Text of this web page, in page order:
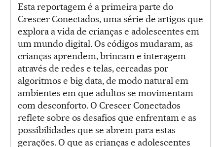
Esta reportagem é a primeira parte do
Crescer Conectados, uma série de artigos que
explora a vida de crianças e adolescentes em
um mundo digital. Os códigos mudaram, as
crianças aprendem, brincam e interagem
através de redes e telas, cercadas por
algoritmos e big data, de modo natural em
ambientes em que adultos se movimentam
com desconforto. O Crescer Conectados
reflete sobre os desafios que enfrentam e as
possibilidades que se abrem para estas
gerações. O que as crianças e adolescentes